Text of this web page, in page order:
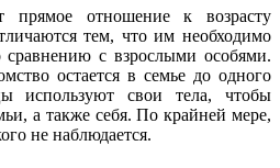
прямое отношение к возрасту
тем, что им необходимо
с взрослыми особями.
остается в семье до одного
используют свои тела, чтобы
а также себя. По крайней мере,
не наблюдается.